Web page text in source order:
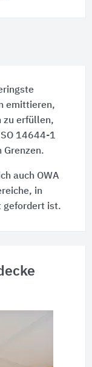
emittieren,
zu erfüllen,
14644-1
Grenzen.
auch OWA
in
gefordert ist.